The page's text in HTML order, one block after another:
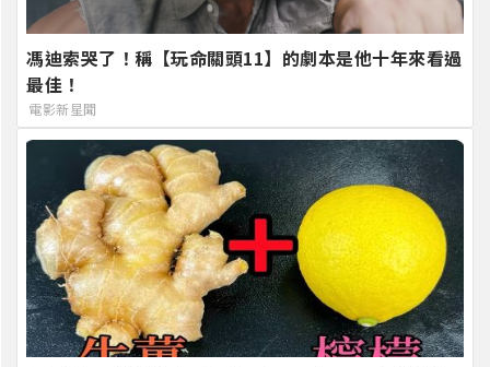
馮迪索哭了！稱【玩命關頭11】的劇本是他十年來看過
最佳！
電影新星聞